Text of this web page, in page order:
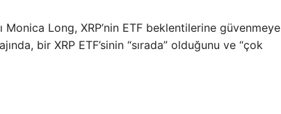
Long, XRP’nin ETF beklentilerine güvenmeye
bir XRP ETF’sinin “sırada” olduğunu ve “çok